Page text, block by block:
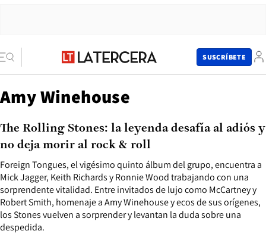
SUSCRÍBETE
Amy Winehouse
Foreign Tongues, el vigésimo quinto álbum del grupo, encuentra a
Mick Jagger, Keith Richards y Ronnie Wood trabajando con una
sorprendente vitalidad. Entre invitados de lujo como McCartney y
Robert Smith, homenaje a Amy Winehouse y ecos de sus orígenes,
los Stones vuelven a sorprender y levantan la duda sobre una
despedida.
The Rolling Stones: la leyenda desafía al adiós y
no deja morir al rock & roll